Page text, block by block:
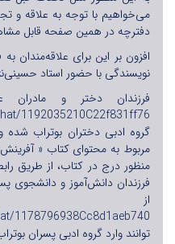
می‌خواهیم با توجه به علاقه و
دفترچه در همین صفحه قابل
افزون بر این برای علاقه‌مندان
نویسندگی با حضور استاد
فرزندان دختر و مادران
1192035210C22f831ff76
گروه ادبی دختران بوتراب
منظور درج در کتاب، از طریق
فرزندان دانش‌آموز و دانشجوی
از
1178796938Cc8d1aeb740
توانند وارد گروه ادبی پسران